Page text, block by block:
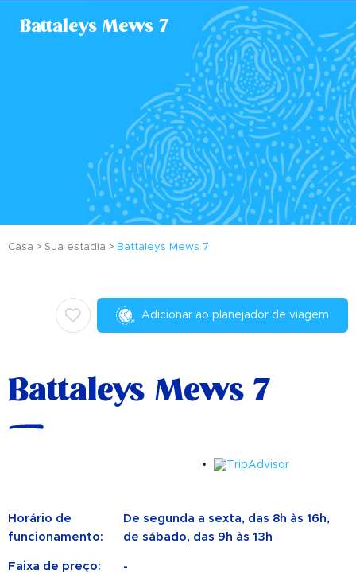
Battaleys Mews 7
Casa Sua estadia Battaleys Mews 7
Adicionar ao planejador de viagem
Battaleys Mews 7
Horário de
funcionamento:
De segunda a sexta, das 8h às 16h,
de sábado, das 9h às 13h
Faixa de preço: -